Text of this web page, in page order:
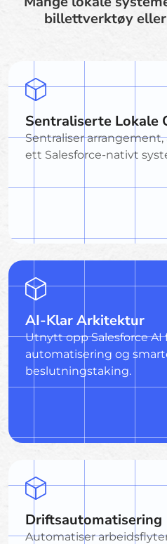
billettverktøy
Sentraliserte Lokale
Sentraliser
ett Salesforce-nativt
AI-Klar Arkitektur
Utnytt opp Salesforce AI
automatisering og
beslutningstaking.
Driftsautomatisering
Automatiser